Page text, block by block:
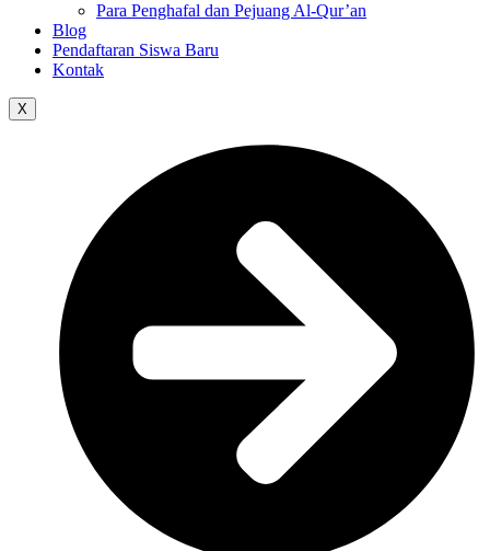
Para Penghafal dan Pejuang Al-Qur’an
Blog
Pendaftaran Siswa Baru
Kontak
X